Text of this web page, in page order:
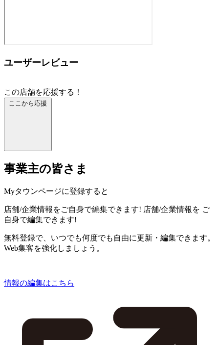
ユーザーレビュー
この店舗を応援する！
ここから応援
事業主の皆さま
Myタウンページに登録すると
店舗/企業情報をご自身で編集できます! 店舗/企業情報を ご
自身で編集できます!
無料登録で、いつでも何度でも自由に更新・編集できます。
Web集客を強化しましょう。
情報の編集はこちら